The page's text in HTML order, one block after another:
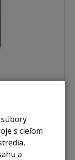
s cieľom
a